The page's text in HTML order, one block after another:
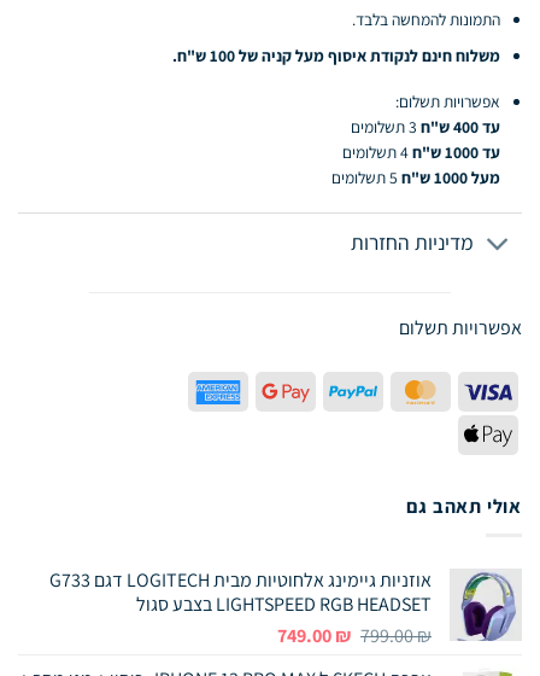
התמונות להמחשה בלבד.
משלוח חינם לנקודת איסוף מעל קניה של 100 ש"ח.
אפשרויות תשלום:
עד 400 ש"ח
3 תשלומים
עד 1000 ש"ח
4 תשלומים
מעל 1000 ש"ח
5 תשלומים
מדיניות החזרות
אפשרויות תשלום
Visa
MasterCard
PayPal
Google
Pay
Express
Apple
Pay
אולי תאהב גם
אוזניות גיימינג אלחוטיות מבית LOGITECH דגם G733
LIGHTSPEED RGB HEADSET בצבע סגול
799.00₪
המחיר
749.00₪
המחיר